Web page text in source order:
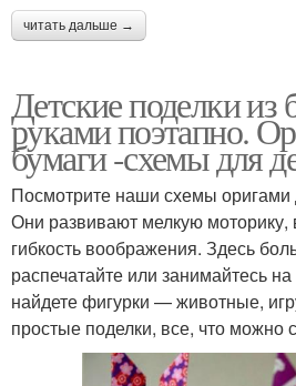
читать дальше →
Детские поделки из
руками поэтапно.
бумаги -схемы для
Посмотрите наши схемы оригами
Они развивают мелкую моторику,
гибкость воображения. Здесь
распечатайте или занимайтесь
найдете фигурки — животные,
простые поделки, все, что можно